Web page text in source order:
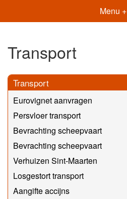
Menu +
Transport
Transport
Eurovignet aanvragen
Persvloer transport
Bevrachting scheepvaart
Bevrachting scheepvaart
Verhuizen Sint-Maarten
Losgestort transport
Aangifte accijns